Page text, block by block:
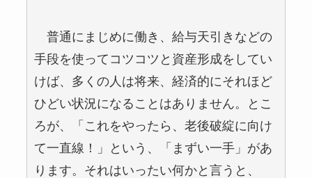
普通にまじめに働き、給与天引きなどの
手段を使ってコツコツと資産形成をしてい
けば、多くの人は将来、経済的にそれほど
ひどい状況になることはありません。とこ
ろが、「これをやったら、老後破綻に向け
て一直線！」という、「まずい一手」があ
ります。それはいったい何かと言うと、